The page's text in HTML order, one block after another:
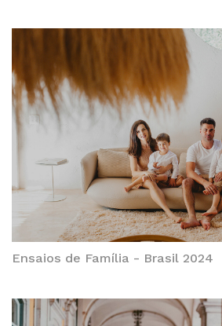
Ensaios de Família - Brasil 2024